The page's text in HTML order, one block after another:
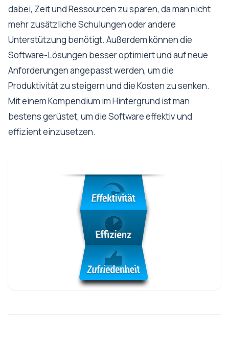
dabei, Zeit und Ressourcen zu sparen, da man nicht
mehr zusätzliche Schulungen oder andere
Unterstützung benötigt. Außerdem können die
Software-Lösungen besser optimiert und auf neue
Anforderungen angepasst werden, um die
Produktivität zu steigern und die Kosten zu senken.
Mit einem Kompendium im Hintergrund ist man
bestens gerüstet, um die Software effektiv und
effizient einzusetzen.